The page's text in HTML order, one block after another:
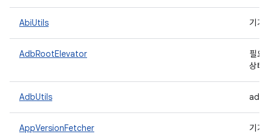
AbiUtils 기기
AdbRootElevator
필요
상태
AdbUtils adb
AppVersionFetcher 기기